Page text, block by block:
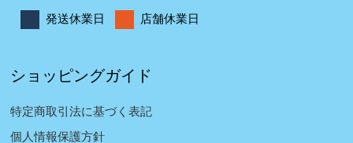
発送休業日 店舗休業日
ショッピングガイド
特定商取引法に基づく表記
個人情報保護方針